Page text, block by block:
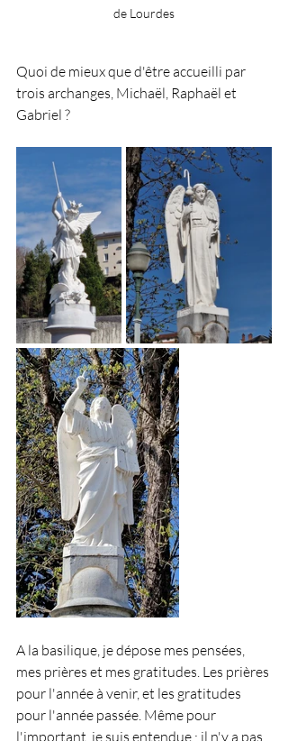
de Lourdes
Quoi de mieux que d'être accueilli par
trois archanges, Michaël, Raphaël et
Gabriel ?
A la basilique, je dépose mes pensées,
mes prières et mes gratitudes. Les prières
pour l'année à venir, et les gratitudes
pour l'année passée. Même pour
l'important, je suis entendue : il n'y a pas